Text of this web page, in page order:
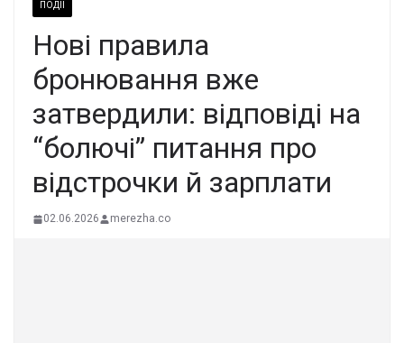
ПОДІЇ
Нові правила
бронювання вже
затвердили: відповіді на
“болючі” питання про
відстрочки й зарплати
02.06.2026 merezha.co